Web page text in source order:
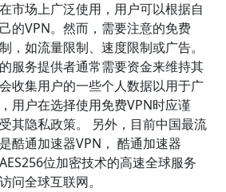
市场上广泛使用，用户可以根据自
的VPN。然而，需要注意的免费
，如流量限制、速度限制或广告。
服务提供者通常需要资金来维持其
收集用户的一些个人数据以用于广
用户在选择使用免费VPN时应谨
其隐私政策。 另外，目前中国最流
酷通加速器VPN， 酷通加速器
位加密技术的高速全球服务
问全球互联网。